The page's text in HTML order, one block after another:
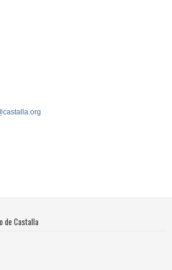
de Castalla